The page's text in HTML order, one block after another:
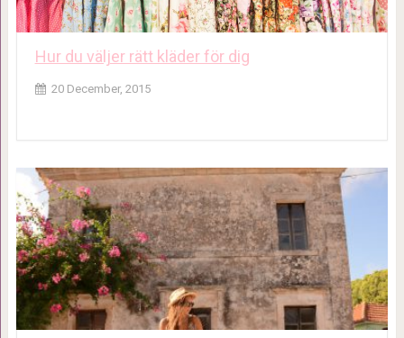
Hur du väljer rätt kläder för dig
20 December, 2015